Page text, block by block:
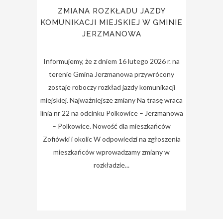
ZMIANA ROZKŁADU JAZDY
KOMUNIKACJI MIEJSKIEJ W GMINIE
JERZMANOWA
Informujemy, że z dniem 16 lutego 2026 r. na
terenie Gmina Jerzmanowa przywrócony
zostaje roboczy rozkład jazdy komunikacji
miejskiej. Najważniejsze zmiany Na trasę wraca
linia nr 22 na odcinku Polkowice – Jerzmanowa
– Polkowice. Nowość dla mieszkańców
Zofiówki i okolic W odpowiedzi na zgłoszenia
mieszkańców wprowadzamy zmiany w
rozkładzie...